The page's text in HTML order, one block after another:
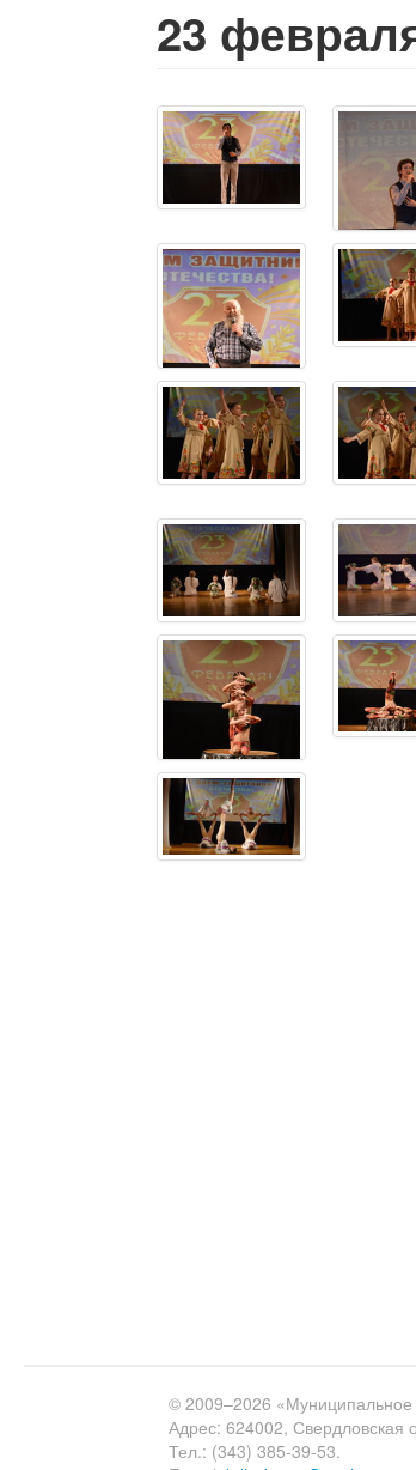
23
© 2009–2026 «Муниципальное
Адрес: 624002, Свердловская
Тел.: (343) 385-39-53.